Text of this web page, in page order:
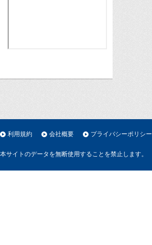
利用規約 会社概要 プライバシーポリシー
本サイトのデータを無断使用することを禁止します。